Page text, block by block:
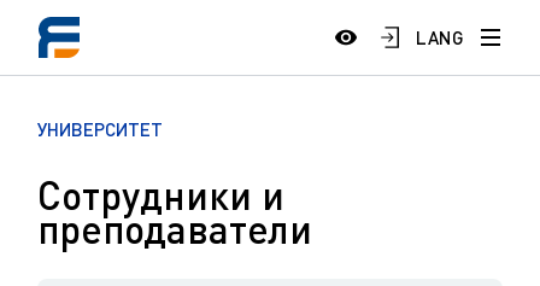
LANG
УНИВЕРСИТЕТ
Сотрудники и
преподаватели